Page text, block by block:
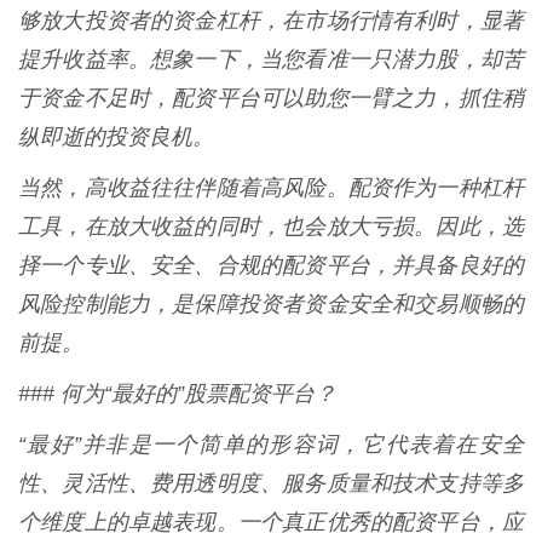
够放大投资者的资金杠杆，在市场行情有利时，显著
提升收益率。想象一下，当您看准一只潜力股，却苦
于资金不足时，配资平台可以助您一臂之力，抓住稍
纵即逝的投资良机。
当然，高收益往往伴随着高风险。配资作为一种杠杆
工具，在放大收益的同时，也会放大亏损。因此，选
择一个专业、安全、合规的配资平台，并具备良好的
风险控制能力，是保障投资者资金安全和交易顺畅的
前提。
### 何为“最好的”股票配资平台？
“最好”并非是一个简单的形容词，它代表着在安全
性、灵活性、费用透明度、服务质量和技术支持等多
个维度上的卓越表现。一个真正优秀的配资平台，应